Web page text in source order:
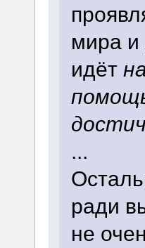
мира и
идёт
...
ради
не